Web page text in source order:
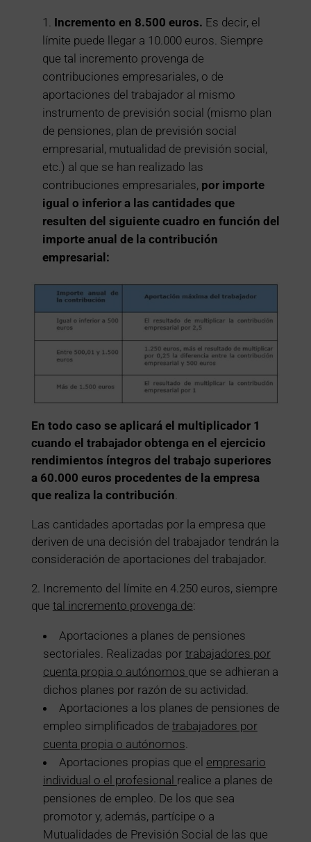
Incremento en 8.500 euros. Es decir, el
límite puede llegar a 10.000 euros. Siempre
que tal incremento provenga de
contribuciones empresariales, o de
aportaciones del trabajador al mismo
instrumento de previsión social (mismo plan
de pensiones, plan de previsión social
empresarial, mutualidad de previsión social,
etc.) al que se han realizado las
contribuciones empresariales, por importe
igual o inferior a las cantidades que
resulten del siguiente cuadro en función del
importe anual de la contribución
empresarial:
En todo caso se aplicará el multiplicador 1
cuando el trabajador obtenga en el ejercicio
rendimientos íntegros del trabajo superiores
a 60.000 euros procedentes de la empresa
que realiza la contribución
Las cantidades aportadas por la empresa que
deriven de una decisión del trabajador tendrán la
consideración de aportaciones del trabajador.
2. Incremento del límite en 4.250 euros, siempre
que tal incremento provenga de:
Aportaciones a planes de pensiones
sectoriales. Realizadas por trabajadores por
cuenta propia o autónomos que se adhieran a
dichos planes por razón de su actividad.
Aportaciones a los planes de pensiones de
empleo simplificados de trabajadores por
cuenta propia o autónomos
Aportaciones propias que el empresario
individual o el profesional realice a planes de
pensiones de empleo. De los que sea
promotor y, además, partícipe o a
Mutualidades de Previsión Social de las que